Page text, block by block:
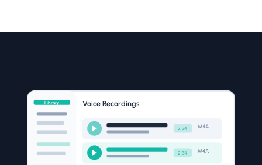
Library Voice Recordings
M4A
2:34
M4A
2:34